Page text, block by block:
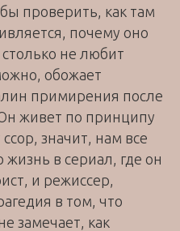
проверить, как там
почему оно
не любит
обожает
примирения после
живет по принципу
значит, нам все
в сериал, где он
и режиссер,
в том, что
замечает, как